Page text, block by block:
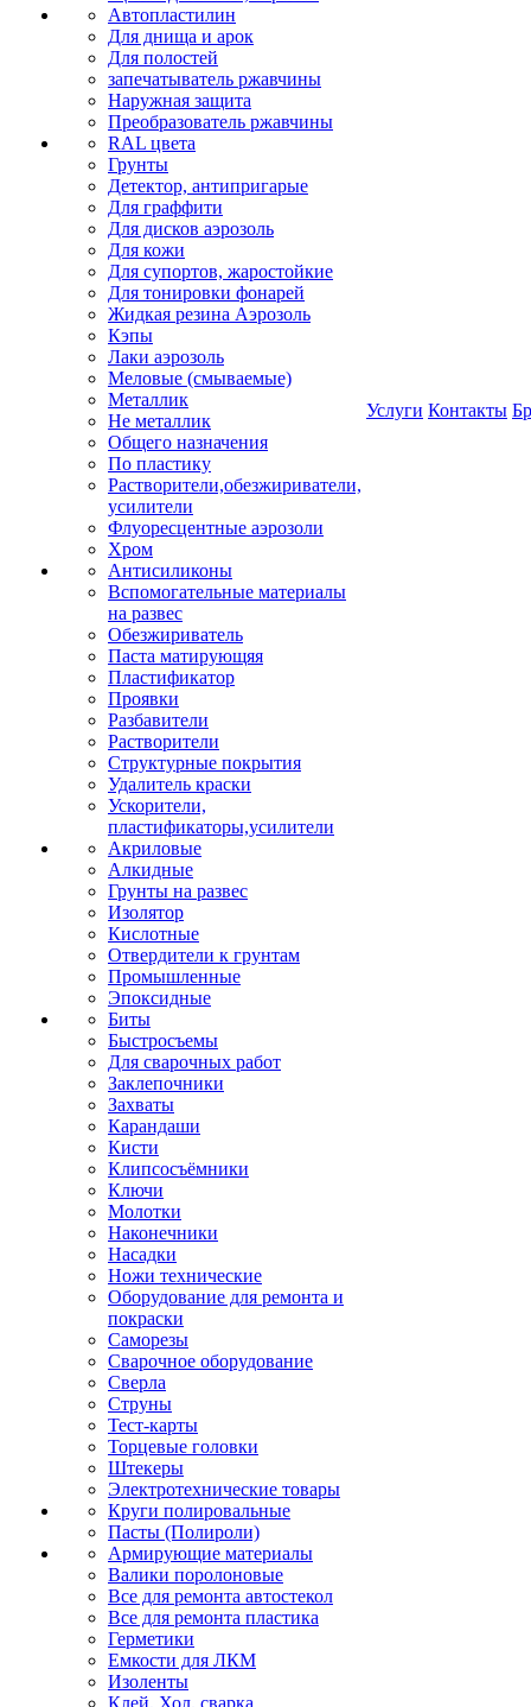
Автопластилин
Для днища и арок
Для полостей
запечатыватель ржавчины
Наружная защита
Преобразователь ржавчины
RAL цвета
Грунты
Детектор, антипригарые
Для граффити
Для дисков аэрозоль
Для кожи
Для супортов, жаростойкие
Для тонировки фонарей
Жидкая резина Аэрозоль
Кэпы
Лаки аэрозоль
Меловые (смываемые)
Металлик
Не металлик
Общего назначения
По пластику
Растворители,обезжириватели,
усилители
Флуоресцентные аэрозоли
Хром
Антисиликоны
Вспомогательные материалы
на развес
Обезжириватель
Паста матирующяя
Пластификатор
Проявки
Разбавители
Растворители
Структурные покрытия
Удалитель краски
Ускорители,
пластификаторы,усилители
Акриловые
Алкидные
Грунты на развес
Изолятор
Кислотные
Отвердители к грунтам
Промышленные
Эпоксидные
Биты
Быстросъемы
Для сварочных работ
Заклепочники
Захваты
Карандаши
Кисти
Клипсосъёмники
Ключи
Молотки
Наконечники
Насадки
Ножи технические
Оборудование для ремонта и
покраски
Саморезы
Сварочное оборудование
Сверла
Струны
Тест-карты
Торцевые головки
Штекеры
Электротехнические товары
Круги полировальные
Пасты (Полироли)
Армирующие материалы
Валики поролоновые
Все для ремонта автостекол
Все для ремонта пластика
Герметики
Емкости для ЛКМ
Изоленты
Клей, Хол. сварка
Услуги Контакты